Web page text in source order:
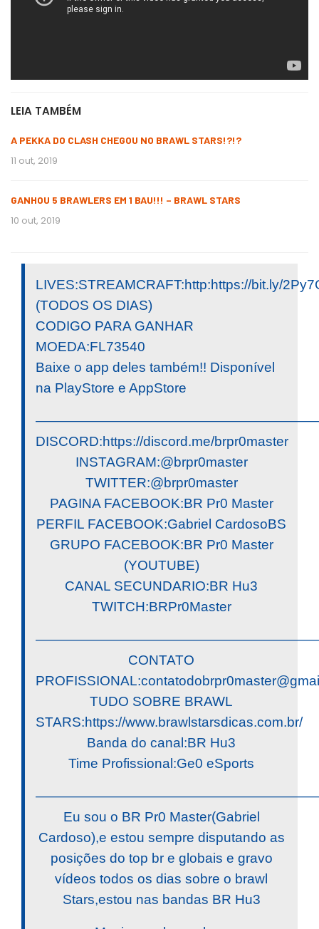
LEIA TAMBÉM
A PEKKA DO CLASH CHEGOU NO BRAWL STARS!?!?
11 out, 2019
GANHOU 5 BRAWLERS EM 1 BAU!!! – BRAWL STARS
10 out, 2019
LIVES:STREAMCRAFT:http:https://bit.ly/
(TODOS OS DIAS)
CODIGO PARA GANHAR
MOEDA:FL73540
Baixe o app deles também!! Disponível
na PlayStore e AppStore
DISCORD:https://discord.me/brpr0master
INSTAGRAM:@brpr0master
TWITTER:@brpr0master
PAGINA FACEBOOK:BR Pr0 Master
PERFIL FACEBOOK:Gabriel CardosoBS
GRUPO FACEBOOK:BR Pr0 Master
(YOUTUBE)
CANAL SECUNDARIO:BR Hu3
TWITCH:BRPr0Master
CONTATO
PROFISSIONAL:
TUDO SOBRE BRAWL
STARS:https://www.brawlstarsdicas.com.br/
Banda do canal:BR Hu3
Time Profissional:Ge0 eSports
Eu sou o BR Pr0 Master(Gabriel
Cardoso),e estou sempre disputando as
posições do top br e globais e gravo
vídeos todos os dias sobre o brawl
Stars,estou nas bandas BR Hu3